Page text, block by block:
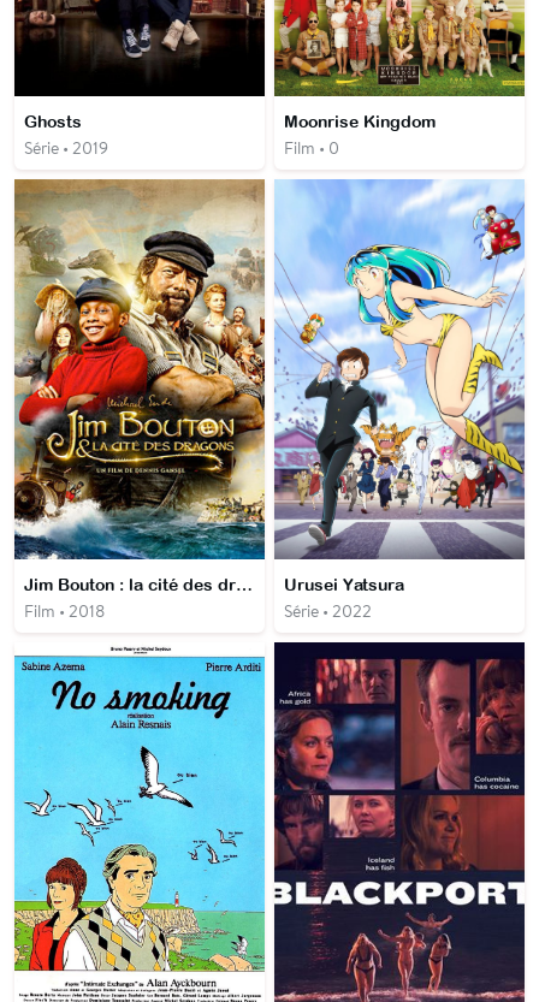
Ghosts
Série • 2019
Moonrise Kingdom
Film • 0
Jim Bouton : la cité des dragons
Film • 2018
Urusei Yatsura
Série • 2022